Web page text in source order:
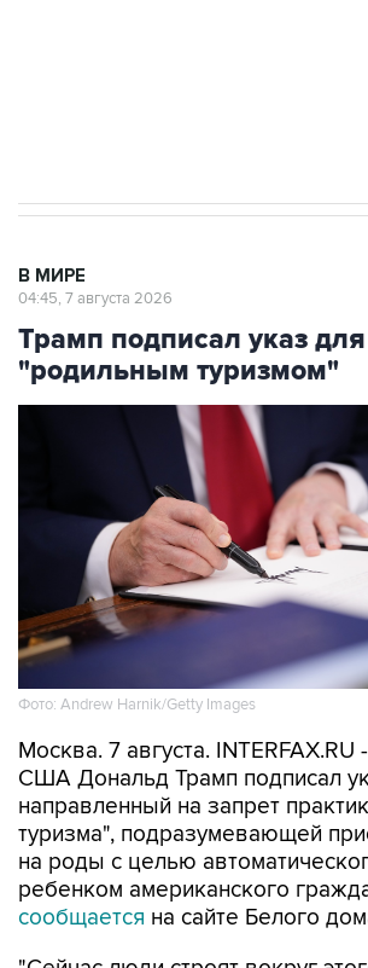
В МИРЕ
04:45, 7 августа 2026
Трамп подписал указ
"родильным туризмом"
Фото: Andrew Harnik/Getty Images
Москва. 7 августа.
США Дональд Трамп подписал
направленный на запрет
туризма", подразумевающей
на роды с целью
ребенком американского
сообщается на сайте Белого